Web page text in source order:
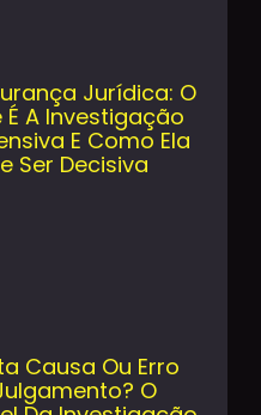
Jurídica: O
É A Investigação
E Como Ela
Ser Decisiva
Causa Ou Erro
O